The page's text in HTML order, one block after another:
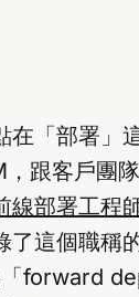
「部署」
跟客戶團
線部署工程
這個職稱
forward